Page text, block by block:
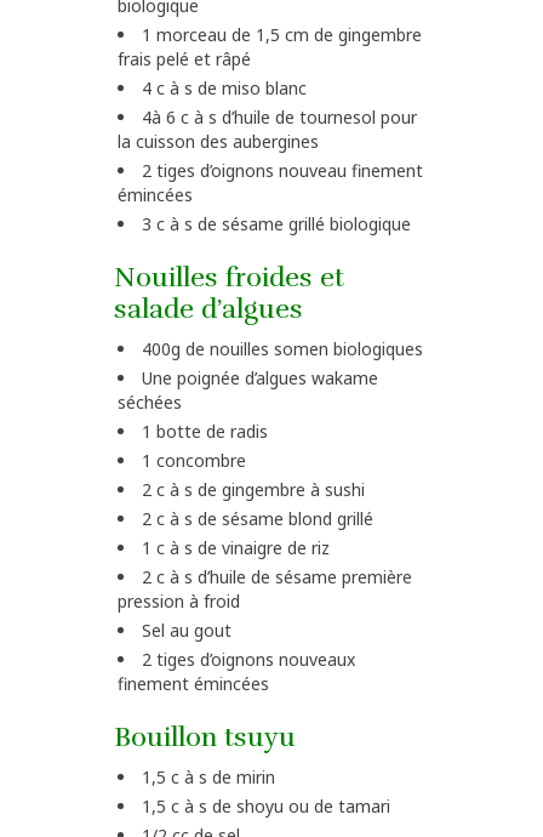
biologique
1 morceau de 1,5 cm de gingembre
frais pelé et râpé
4 c à s de miso blanc
4à 6 c à s d’huile de tournesol pour
la cuisson des aubergines
2 tiges d’oignons nouveau finement
émincées
3 c à s de sésame grillé biologique
Nouilles froides et
salade d’algues
400g de nouilles somen biologiques
Une poignée d’algues wakame
séchées
1 botte de radis
1 concombre
2 c à s de gingembre à sushi
2 c à s de sésame blond grillé
1 c à s de vinaigre de riz
2 c à s d’huile de sésame première
pression à froid
Sel au gout
2 tiges d’oignons nouveaux
finement émincées
Bouillon tsuyu
1,5 c à s de mirin
1,5 c à s de shoyu ou de tamari